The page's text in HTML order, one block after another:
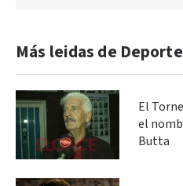
Más leidas de
El
el
Butta